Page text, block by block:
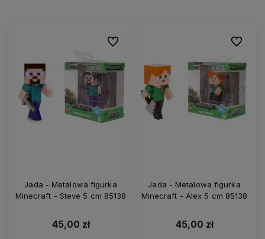
Jada - Metalowa figurka
Minecraft - Steve 5 cm 85138
45,00 zł
Do ulubionych
Jada - Metalowa figurka
Minecraft - Alex 5 cm 85138
45,00 zł
Do